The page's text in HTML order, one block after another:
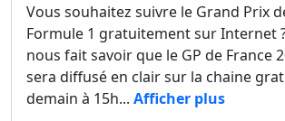
Vous souhaitez suivre le Grand Prix
Formule 1 gratuitement sur Internet ?
nous fait savoir que le GP de France
sera diffusé en clair sur la chaine
demain à 15h... Afficher plus